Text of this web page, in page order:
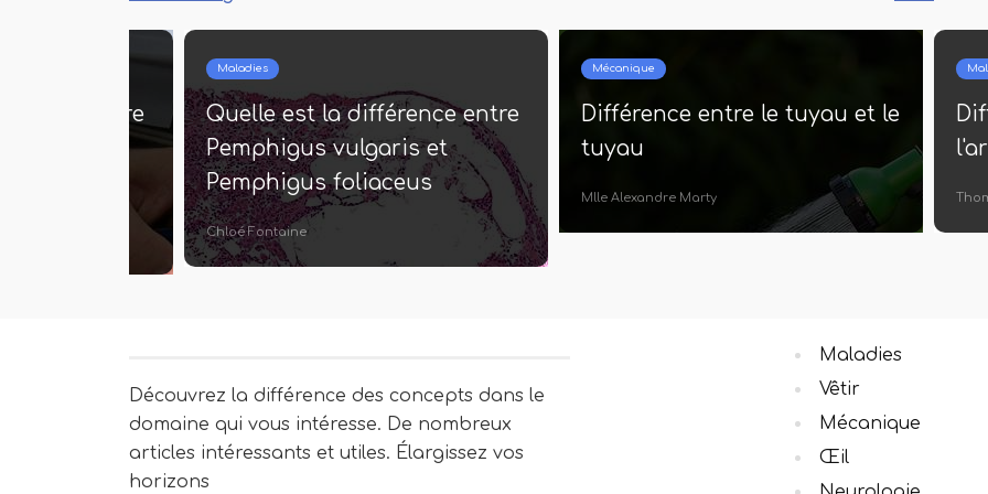
entre
Maladies
Quelle est la différence entre
Pemphigus vulgaris et
Pemphigus foliaceus
Chloé Fontaine
Mécanique
Différence entre le tuyau et le
tuyau
Mlle Alexandre Marty
Découvrez la différence des concepts dans le
domaine qui vous intéresse. De nombreux
articles intéressants et utiles. Élargissez vos
horizons
Maladies
Vêtir
Mécanique
Œil